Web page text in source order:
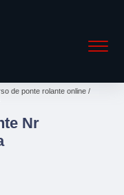
de ponte rolante online
Nr